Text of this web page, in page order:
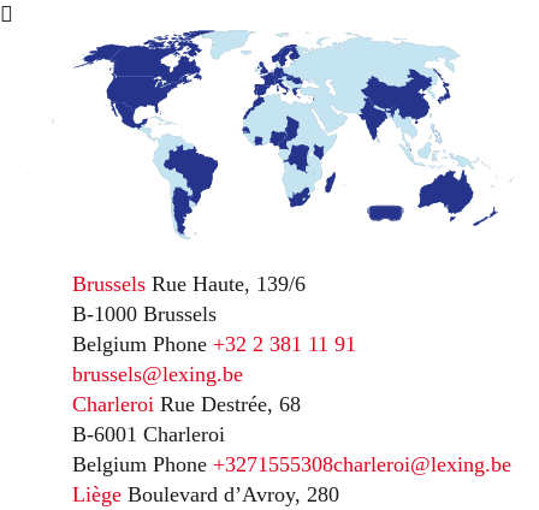
Brussels Rue Haute, 139/6
B-1000 Brussels
Belgium Phone +32 2 381 11 91
brussels@lexing.be
Charleroi Rue Destrée, 68
B-6001 Charleroi
Belgium Phone +3271555308charleroi@lexing.be
Liège Boulevard d’Avroy, 280